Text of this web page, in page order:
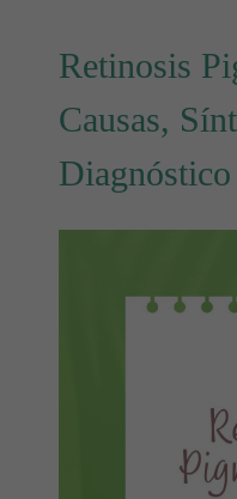
Retinosis
Causas,